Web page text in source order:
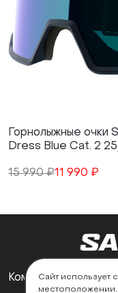
Горнолыжные очки
Dress Blue Cat. 2
15 990 ₽11 990 ₽
КомпанияСайт использует